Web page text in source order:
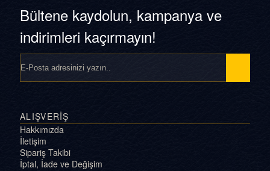
Bültene kaydolun, kampanya ve
indirimleri kaçırmayın!
ALIŞVERİŞ
Hakkımızda
İletişim
Sipariş Takibi
İptal, İade ve Değişim